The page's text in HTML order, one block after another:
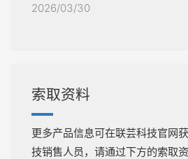
2026/03/30
索取资料
更多产品信息可在联芸科技官网
技销售人员，请通过下方的索取